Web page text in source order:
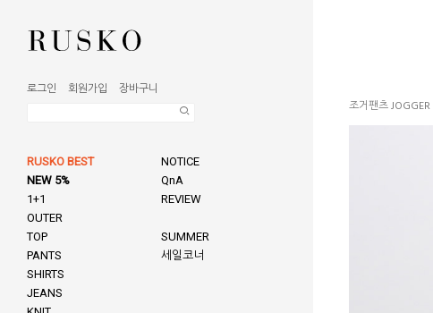
로그인 회원가입 장바구니
RUSKO BEST
NEW 5%
1+1
OUTER
TOP
PANTS
SHIRTS
JEANS
NOTICE
QnA
REVIEW
SUMMER
세일코너
조거팬츠 JOGGER